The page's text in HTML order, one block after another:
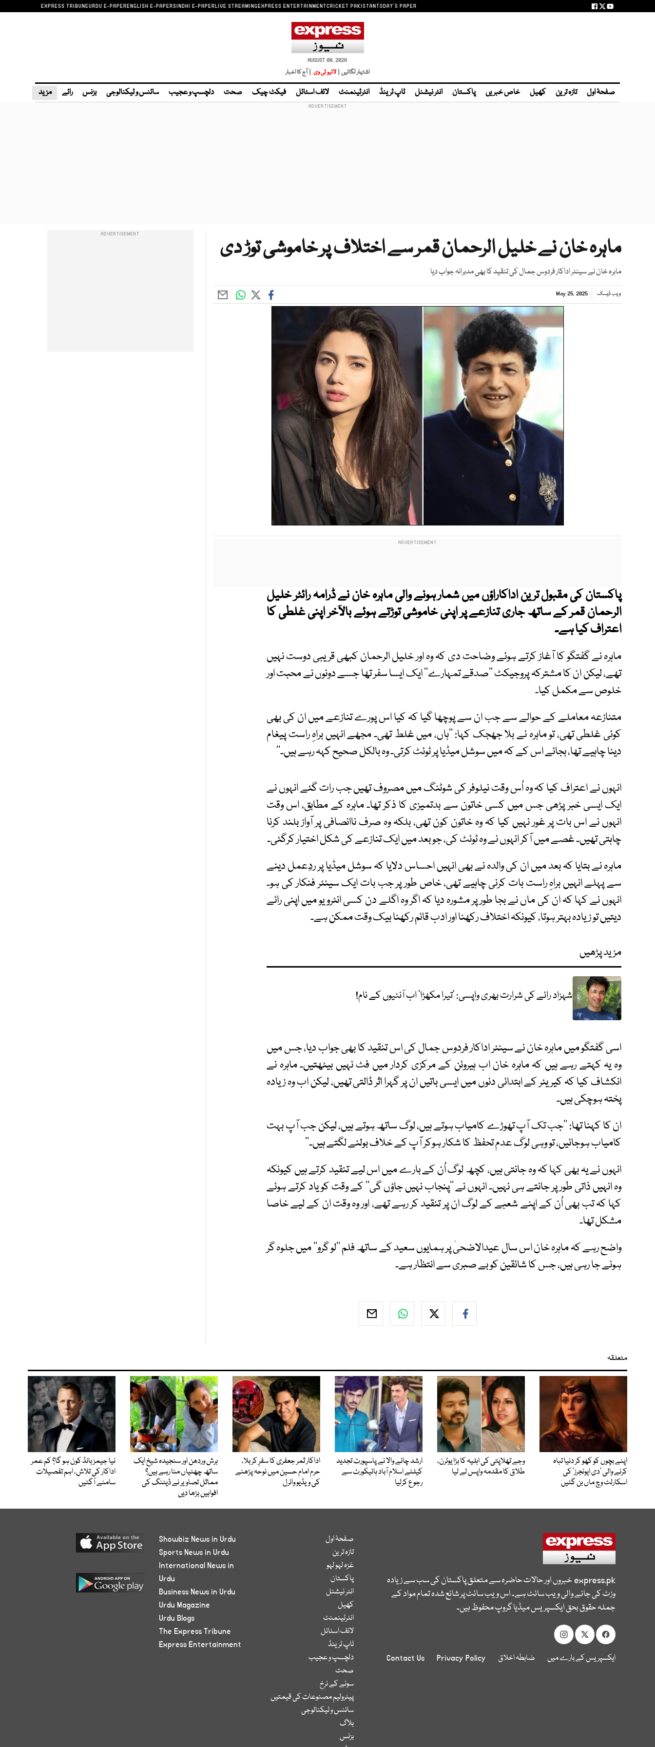
EXPRESS TRIBUNEURDU E-PAPERENGLISH E-PAPERSINDHI E-PAPERLIVE STREAMINGEXPRESS ENTERTAINMENTCRICKET PAKISTANTODAY'S PAPER
AUGUST 08, 2026
اشتہار لگائیں | لائیو ٹی وی | آج کا اخبار
صفحۂ اول تازہ ترین کھیل خاص خبریں پاکستان انٹر نیشنل ٹاپ ٹرینڈ انٹرٹینمنٹ لائف اسٹائل فیکٹ چیک صحت دلچسپ و عجیب سائنس و ٹیکنالوجی بزنس رائے مزید
ماہرہ خان نے خلیل الرحمان قمر سے اختلاف پر خاموشی توڑ دی
ماہرہ خان نے سینئر اداکار فردوس جمال کی تنقید کا بھی مدبرانہ جواب دیا
ویب ڈیسک May 25, 2025
پاکستان کی مقبول ترین اداکاراؤں میں شمار ہونے والی ماہرہ خان نے ڈرامہ رائٹر خلیل
الرحمان قمر کے ساتھ جاری تنازعے پر اپنی خاموشی توڑتے ہوئے بالآخر اپنی غلطی کا
اعتراف کیا ہے۔
ماہرہ نے گفتگو کا آغاز کرتے ہوئے وضاحت دی کہ وہ اور خلیل الرحمان کبھی قریبی دوست نہیں
تھے، لیکن ان کا مشترکہ پروجیکٹ ’’صدقے تمہارے‘‘ ایک ایسا سفر تھا جسے دونوں نے محبت اور
خلوص سے مکمل کیا۔
متنازعہ معاملے کے حوالے سے جب ان سے پوچھا گیا کہ کیا اس پورے تنازعے میں ان کی بھی
کوئی غلطی تھی، تو ماہرہ نے بلا جھجک کہا: ’’ہاں، میں غلط تھی۔ مجھے انہیں براہِ راست پیغام
دینا چاہیے تھا، بجائے اس کے کہ میں سوشل میڈیا پر ٹوئٹ کرتی۔ وہ بالکل صحیح کہہ رہے ہیں۔‘‘
انہوں نے اعتراف کیا کہ وہ اُس وقت نیلوفر کی شوٹنگ میں مصروف تھیں جب رات گئے انہوں نے
ایک ایسی خبر پڑھی جس میں کسی خاتون سے بدتمیزی کا ذکر تھا۔ ماہرہ کے مطابق، اس وقت
انہوں نے اس بات پر غور نہیں کیا کہ وہ خاتون کون تھی، بلکہ وہ صرف ناانصافی پر آواز بلند کرنا
چاہتی تھیں۔ غصے میں آکر انہوں نے وہ ٹوئٹ کی، جو بعد میں ایک تنازعے کی شکل اختیار کرگئی۔
ماہرہ نے بتایا کہ بعد میں ان کی والدہ نے بھی انہیں احساس دلایا کہ سوشل میڈیا پر ردِعمل دینے
سے پہلے انہیں براہِ راست بات کرنی چاہیے تھی، خاص طور پر جب بات ایک سینئر فنکار کی ہو۔
انہوں نے کہا کہ ان کی ماں نے بجا طور پر مشورہ دیا کہ اگر وہ اگلے دن کسی انٹرویو میں اپنی رائے
دیتیں تو زیادہ بہتر ہوتا، کیونکہ اختلاف رکھنا اور ادب قائم رکھنا بیک وقت ممکن ہے۔
مزید پڑھیں
شہزاد رائے کی شرارت بھری واپسی: ’تیرا مکھڑا‘ اب آنٹیوں کے نام!
اسی گفتگو میں ماہرہ خان نے سینئر اداکار فردوس جمال کی اس تنقید کا بھی جواب دیا، جس میں
وہ یہ کہتے رہے ہیں کہ ماہرہ خان اب ہیروئن کے مرکزی کردار میں فٹ نہیں بیٹھتیں۔ ماہرہ نے
انکشاف کیا کہ کیریئر کے ابتدائی دنوں میں ایسی باتیں ان پر گہرا اثر ڈالتی تھیں، لیکن اب وہ زیادہ
پختہ ہوچکی ہیں۔
ان کا کہنا تھا: ’’جب تک آپ تھوڑے کامیاب ہوتے ہیں، لوگ ساتھ ہوتے ہیں، لیکن جب آپ بہت
کامیاب ہوجائیں، تو وہی لوگ عدم تحفظ کا شکار ہوکر آپ کے خلاف بولنے لگتے ہیں۔‘‘
انہوں نے یہ بھی کہا کہ وہ جانتی ہیں، کچھ لوگ اُن کے بارے میں اس لیے تنقید کرتے ہیں کیونکہ
وہ انہیں ذاتی طور پر جانتے ہی نہیں۔ انہوں نے ’’پنجاب نہیں جاؤں گی‘‘ کے وقت کو یاد کرتے ہوئے
کہا کہ تب بھی اُن کے اپنے شعبے کے لوگ ان پر تنقید کر رہے تھے، اور وہ وقت ان کے لیے خاصا
مشکل تھا۔
واضح رہے کہ ماہرہ خان اس سال عیدالاضحیٰ پر ہمایوں سعید کے ساتھ فلم ’’لو گرو‘‘ میں جلوہ گر
ہونے جا رہی ہیں، جس کا شائقین کو بے صبری سے انتظار ہے۔
متعلقہ
اپنے بچوں کو کھو کر دنیا تباہ
کرنے والی ’دی ایونجرز‘ کی
اسکارلٹ وچ ماں بن گئیں
وجے تھلاپتی کی اہلیہ کا بڑا یوٹرن،
طلاق کا مقدمہ واپس لے لیا
ارشد چائے والا نے پاسپورٹ تجدید
کیلئے اسلام آباد ہائیکورٹ سے
رجوع کرلیا
اداکار ثمر جعفری کا سفرِ کربلا،
حرم امام حسین میں نوحہ پڑھنے
کی ویڈیو وائرل
ہرش وردھن اور سنجیدہ شیخ ایک
ساتھ چھٹیاں منا رہے ہیں؟
مماثل تصاویر نے ڈیٹنگ کی
افواہیں بڑھا دیں
نیا جیمز بانڈ کون ہو گا؟ کم عمر
اداکار کی تلاش، اہم تفصیلات
سامنے آگئیں
express.pkخبروں اور حالات حاضرہ سے متعلق پاکستان کی سب سے زیادہ
وزٹ کی جانے والی ویب سائٹ ہے۔ اس ویب سائٹ پر شائع شدہ تمام مواد کے
جملہ حقوق بحق ایکسپریس میڈیا گروپ محفوظ ہیں۔
ایکسپریس کے بارے میں ضابطہ اخلاق Privacy Policy
Contact Us
صفحۂ اول
تازہ ترین
غزہ لہو لہو
پاکستان
انٹر نیشنل
کھیل
انٹرٹینمنٹ
لائف اسٹائل
ٹاپ ٹرینڈ
دلچسپ و عجیب
صحت
سونے کے نرخ
پیٹرولیم مصنوعات کی قیمتیں
سائنس و ٹیکنالوجی
بلاگ
بزنس
Showbiz News in Urdu
Sports News in Urdu
International News in
Urdu
Business News in Urdu
Urdu Magazine
Urdu Blogs
The Express Tribune
Express Entertainment